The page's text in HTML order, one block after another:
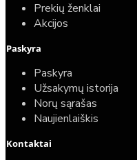
Prekių ženklai
Akcijos
Paskyra
Paskyra
Užsakymų istorija
Norų sąrašas
Naujienlaiškis
Kontaktai